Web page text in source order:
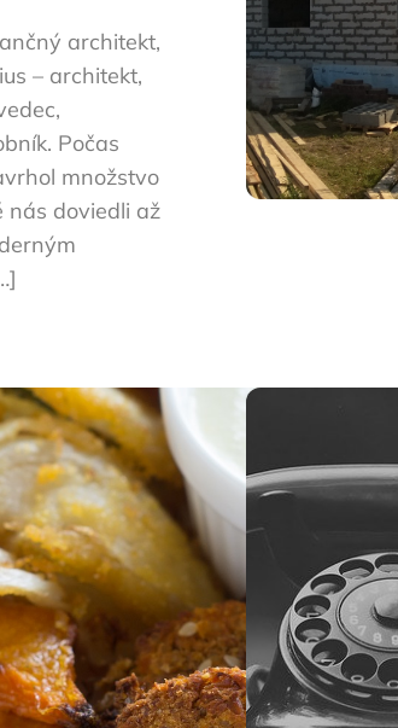
architekt,
– architekt,
Počas
množstvo
nás doviedli až
zhruba 3% svetovej populácie. Kto
snaží vyhnúť akémukoľvek
a tak ďalej. Podľa tej istej
do svojej ponuky čoraz viac
si na Slovensku vegán v
vic než 180 krajín a zobrazuje